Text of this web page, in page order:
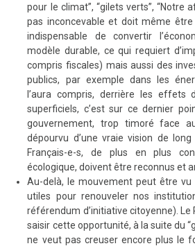
pour le climat”, “gilets verts”, “Notre
pas inconcevable et doit même être
indispensable de convertir
modèle durable, ce qui requiert
compris fiscales) mais aussi des
publics, par exemple dans les
l’aura compris, derrière les effets
superficiels, c’est sur ce dernier
gouvernement, trop timoré face
dépourvu d’une vraie vision de
Français-e-s, de plus en plus
écologique, doivent être reconnus et
Au-delà, le mouvement peut être vu
utiles pour renouveler nos
référendum d’initiative citoyenne).
saisir cette opportunité, à la suite du
ne veut pas creuser encore plus le